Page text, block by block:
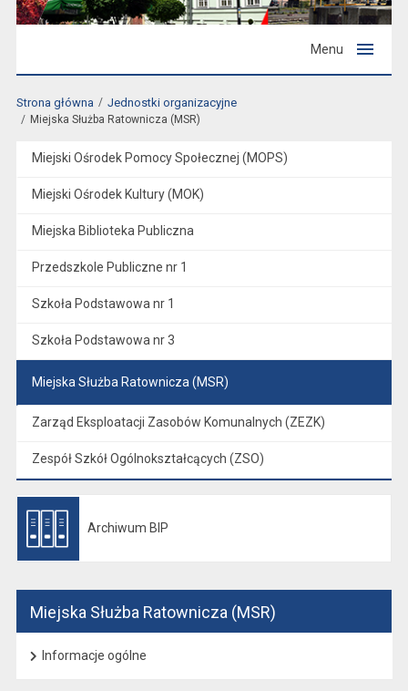
Menu
Strona główna Jednostki organizacyjne
Miejska Służba Ratownicza (MSR)
Miejski Ośrodek Pomocy Społecznej (MOPS)
Miejski Ośrodek Kultury (MOK)
Miejska Biblioteka Publiczna
Przedszkole Publiczne nr 1
Szkoła Podstawowa nr 1
Szkoła Podstawowa nr 3
Miejska Służba Ratownicza (MSR)
Zarząd Eksploatacji Zasobów Komunalnych (ZEZK)
Zespół Szkół Ogólnokształcących (ZSO)
Archiwum BIP
Miejska Służba Ratownicza (MSR)
Informacje ogólne